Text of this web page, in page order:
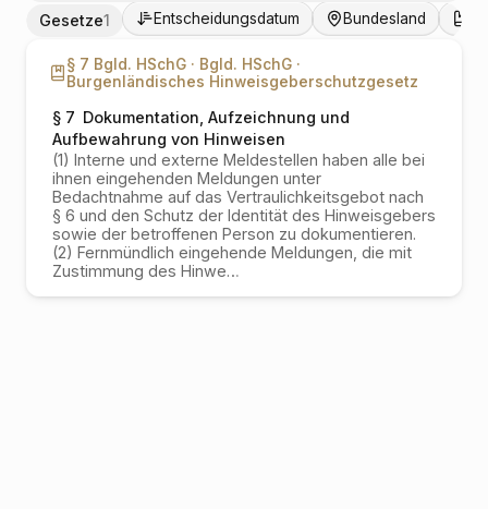
Gesetze1 Entscheidungsdatum Bundesland
§ 7 Bgld. HSchG · Bgld. HSchG ·
Burgenländisches Hinweisgeberschutzgesetz
§ 7 Dokumentation, Aufzeichnung und
Aufbewahrung von Hinweisen
(1) Interne und externe Meldestellen haben alle bei
ihnen eingehenden Meldungen unter
Bedachtnahme auf das Vertraulichkeitsgebot nach
§ 6 und den Schutz der Identität des Hinweisgebers
sowie der betroffenen Person zu dokumentieren.
(2) Fernmündlich eingehende Meldungen, die mit
Zustimmung des Hinwe…